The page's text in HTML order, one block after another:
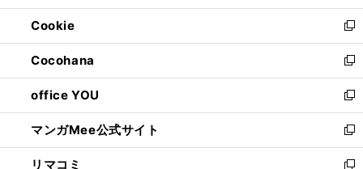
開
く
ウ
で
開
く
ン
ド
ウ
で
開
く
ウ
ィ
ン
ド
ウ
で
開
く
Cookie
新
し
い
ウ
ィ
ン
ド
ウ
で
Cocohana
新
し
い
ウ
ィ
ン
ド
office YOU
新
し
い
ウ
マンガMee公式サイト
新
し
リマコミ